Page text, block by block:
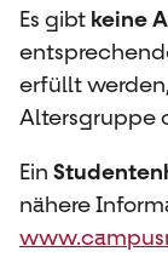
Es gibt keine
erfüllt
Altersgruppe
Ein
nähere